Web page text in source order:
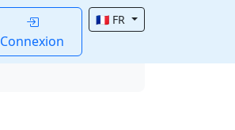
Connexion
🇫🇷 FR